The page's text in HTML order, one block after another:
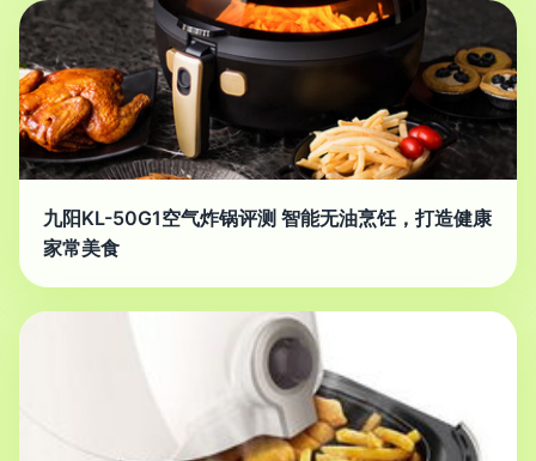
九阳KL-50G1空气炸锅评测 智能无油烹饪，打造健康
家常美食